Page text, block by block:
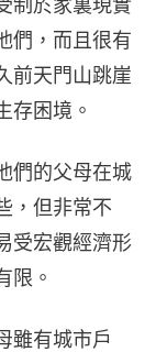
們，而且很有
前天門山跳崖
存困境。
們的父母在城
，但非常不
受宏觀經濟形
限。
雖有城市戶